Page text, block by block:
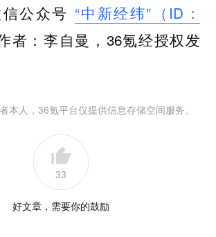
公众号 “中新经纬”（ID：
者：李自曼，36氪经授权发
本人，36氪平台仅提供信息存储空间服务。
33
好文章，需要你的鼓励